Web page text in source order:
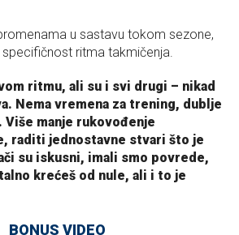
u sastavu tokom sezone,
ritma takmičenja.
ritmu, ali su i svi drugi – nikad
Nema vremena za trening, dublje
manje rukovođenje
raditi jednostavne stvari što je
su iskusni, imali smo povrede,
krećeš od nule, ali i to je
BONUS VIDEO